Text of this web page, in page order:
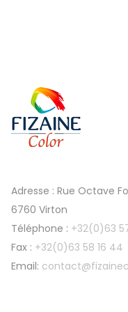
Adresse : Rue Octave
6760 Virton
Téléphone : +32(0)63
Fax : +32(0)63 58 16 44
Email: